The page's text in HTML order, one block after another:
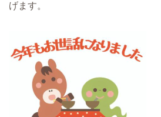
げます。